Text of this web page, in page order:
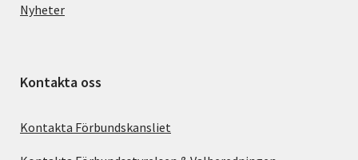
Nyheter
Kontakta oss
Kontakta Förbundskansliet